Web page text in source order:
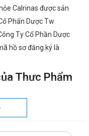
Calrinas được sản
Phẩn Dược Tw
Ty Cổ Phần Dược
hồ sơ đăng ký là
Thưc Phẩm
Phẩm Bảo Vệ Sức